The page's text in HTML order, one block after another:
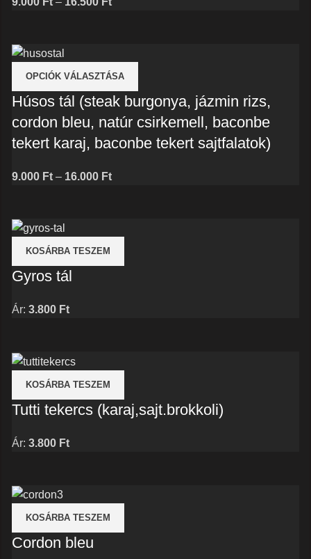
16.500 Ft
OPCIÓK VÁLASZTÁSA
Húsos tál (steak burgonya, jázmin rizs,
cordon bleu, natúr csirkemell, baconbe
tekert karaj, baconbe tekert sajtfalatok)
9.000 Ft – 16.000 FtPrice
KOSÁRBA TESZEM
Gyros tál
Ár: 3.800 Ft
KOSÁRBA TESZEM
Tutti tekercs (karaj,sajt.brokkoli)
Ár: 3.800 Ft
KOSÁRBA TESZEM
Cordon bleu